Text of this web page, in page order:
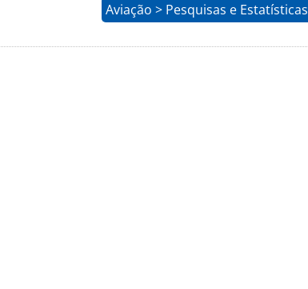
Aviação > Pesquisas e Estatísticas